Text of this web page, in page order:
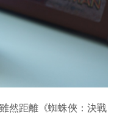
然距離《蜘蛛俠：決戰